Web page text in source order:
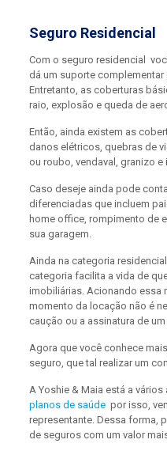
Seguro Residencial
Com o seguro residencial
dá um suporte
Entretanto, as coberturas
raio, explosão e queda de
Então, ainda existem as
danos elétricos, quebras de
ou roubo, vendaval, granizo
Caso deseje ainda pode
diferenciadas que incluem
home office, rompimento de
sua garagem.
Ainda na categoria
categoria facilita a vida de
imobiliárias. Acionando essa
momento da locação não é
caução ou a assinatura de
Agora que você conhece
seguro, que tal realizar um
A Yoshie & Maia está a
planos de saúdepor isso,
representante. Dessa forma,
de seguros com um valor